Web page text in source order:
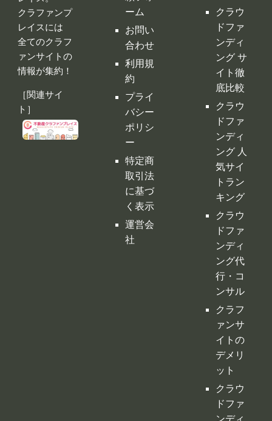
［関連サイ
ト］
プライ
バシー
ポリシ
ー
特定商
取引法
に基づ
く表示
運営会
社
クラウ
ドファ
ンディ
ング 人
気サイ
クラウ
ドファ
ンディ
ング代
行・コ
クラフ
ァンサ
イトの
デメリ
ット
クラウ
ドファ
ンディ
ングの
税金
購入型
クラウ
ドファ